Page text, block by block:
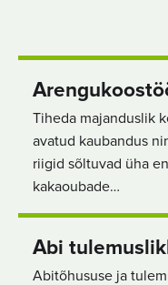
Tiheda majanduslik
avatud kaubandus
riigid sõltuvad üha
kakaoubade…
Abi
Abitõhususe ja